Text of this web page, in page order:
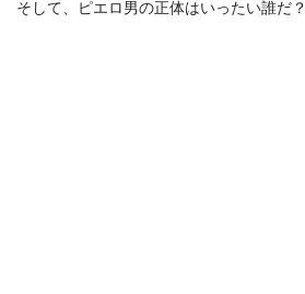
そして、ピエロ男の正体はいったい誰だ？